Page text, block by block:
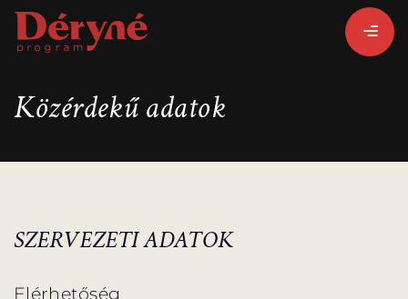
BEJELENTKEZEM
PROGRAMISMERTETŐ
Közérdekű adatok
SZERVEZETI ADATOK
Elérhetőség